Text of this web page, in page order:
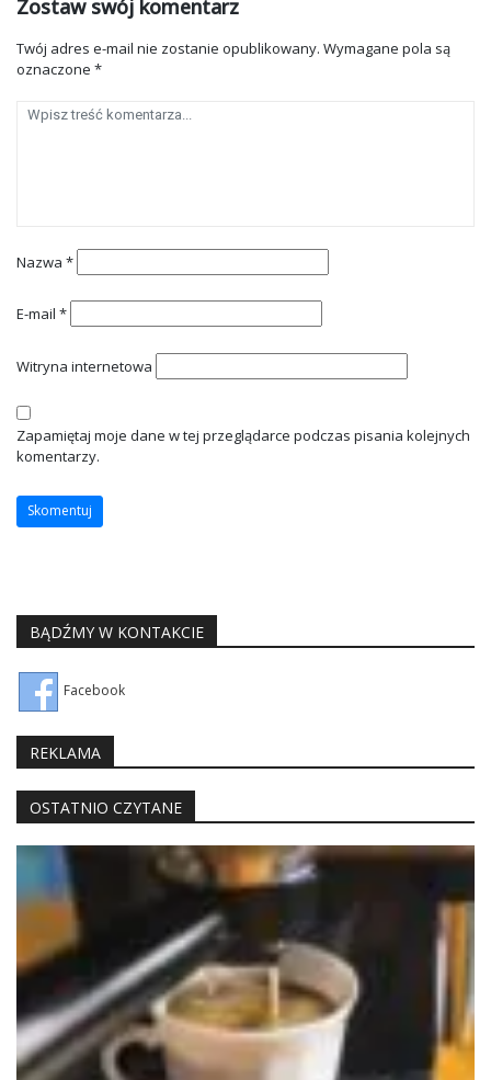
Zostaw swój komentarz
Twój adres e-mail nie zostanie opublikowany. Wymagane pola są
oznaczone *
Nazwa *
E-mail *
Witryna internetowa
Zapamiętaj moje dane w tej przeglądarce podczas pisania kolejnych
komentarzy.
BĄDŹMY W KONTAKCIE
Facebook
REKLAMA
OSTATNIO CZYTANE